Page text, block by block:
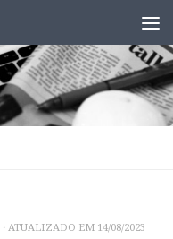
· ATUALIZADO EM 14/08/2023